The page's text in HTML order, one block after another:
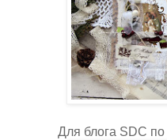
Для блога SDC по